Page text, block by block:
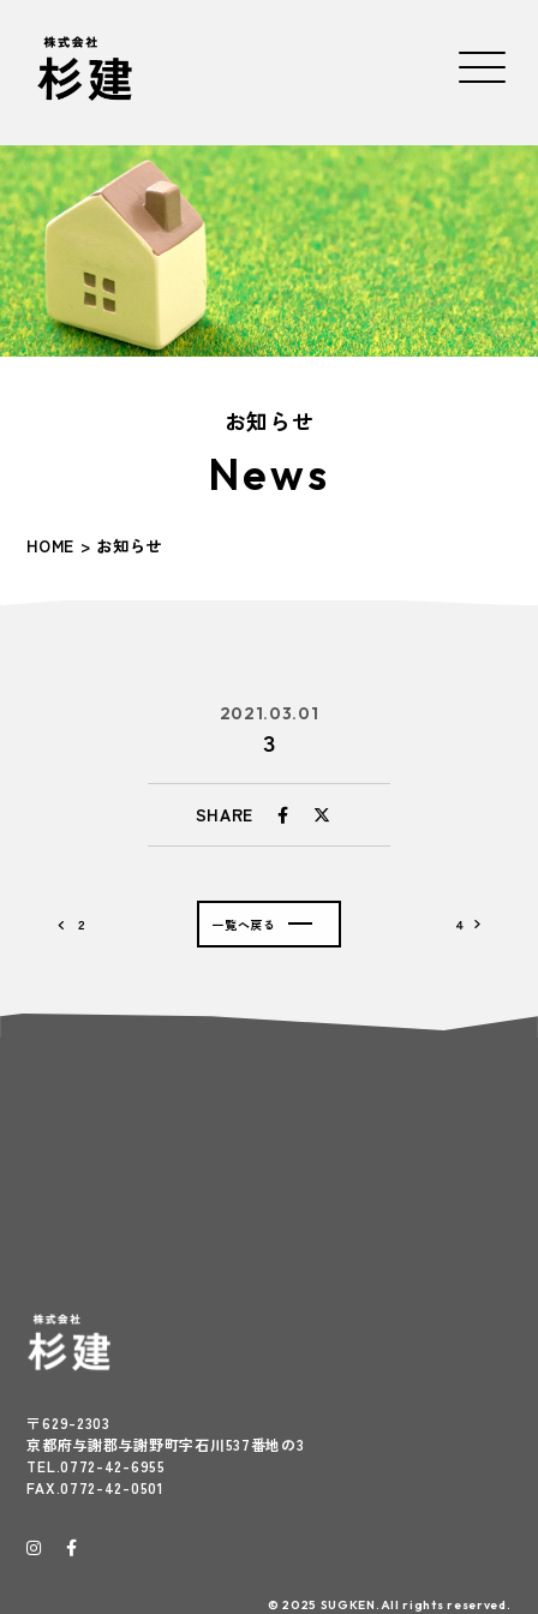
お知らせ
News
HOME > お知らせ
2021.03.01
３
SHARE
２ ４
一覧へ戻る
〒629-2303
京都府与謝郡与謝野町字石川537番地の3
TEL.0772-42-6955
FAX.0772-42-0501
© 2025 SUGKEN.All rights reserved.